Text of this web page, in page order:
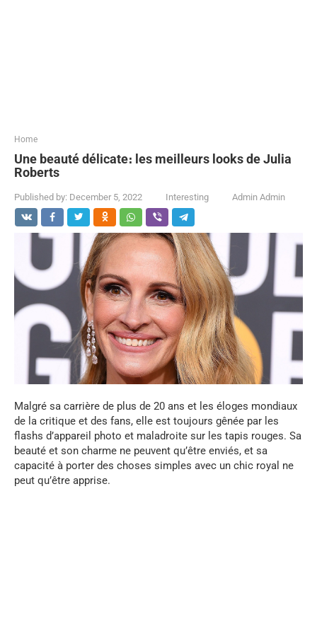
Home
Une beauté délicate։ les meilleurs looks de Julia
Roberts
Published by: December 5, 2022 Interesting Admin Admin
Malgré sa carrière de plus de 20 ans et les éloges mondiaux
de la critique et des fans, elle est toujours gênée par les
flashs d’appareil photo et maladroite sur les tapis rouges. Sa
beauté et son charme ne peuvent qu’être enviés, et sa
capacité à porter des choses simples avec un chic royal ne
peut qu’être apprise.